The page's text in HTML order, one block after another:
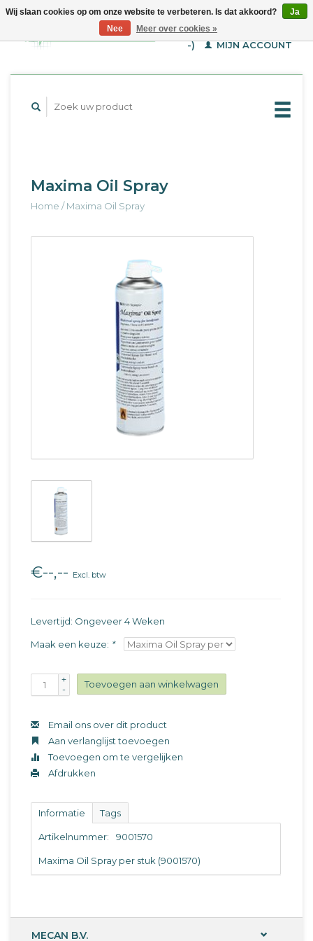
WINKELWAGEN (€--,-
-)
MIJN ACCOUNT
Maxima Oil Spray
Home /Maxima Oil Spray
€--,-- Excl. btw
Levertijd: Ongeveer 4 Weken
Maak een keuze: *
+
-
Toevoegen aan winkelwagen
Email ons over dit product
Aan verlanglijst toevoegen
Toevoegen om te vergelijken
Afdrukken
Informatie Tags
Artikelnummer: 9001570
Maxima Oil Spray per stuk (9001570)
MECAN B.V.
Wij slaan cookies op om onze website te verbeteren. Is dat akkoord?
Ja
Nee
Meer over cookies »